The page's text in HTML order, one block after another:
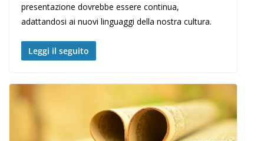
presentazione dovrebbe essere continua,
adattandosi ai nuovi linguaggi della nostra cultura.
Leggi il seguito